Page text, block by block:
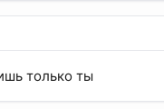
только ты